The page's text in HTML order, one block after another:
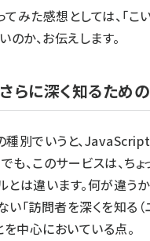
みた感想としては、「こ
のか、お伝えします。
らに深く知るため
種別でいうと、
も、このサービスは、ち
は違います。何が違うか
い「訪問者を深くを知る
を中心においている点。